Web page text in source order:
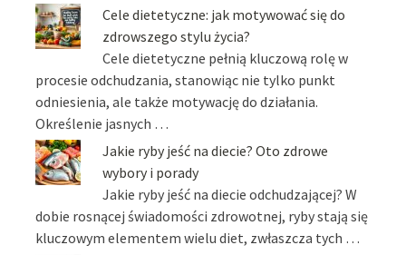
Cele dietetyczne: jak motywować się do
zdrowszego stylu życia?
Cele dietetyczne pełnią kluczową rolę w
procesie odchudzania, stanowiąc nie tylko punkt
odniesienia, ale także motywację do działania.
Określenie jasnych …
Jakie ryby jeść na diecie? Oto zdrowe
wybory i porady
Jakie ryby jeść na diecie odchudzającej? W
dobie rosnącej świadomości zdrowotnej, ryby stają się
kluczowym elementem wielu diet, zwłaszcza tych …